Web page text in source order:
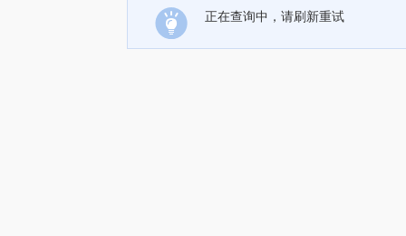
正在查询中，请刷新重试